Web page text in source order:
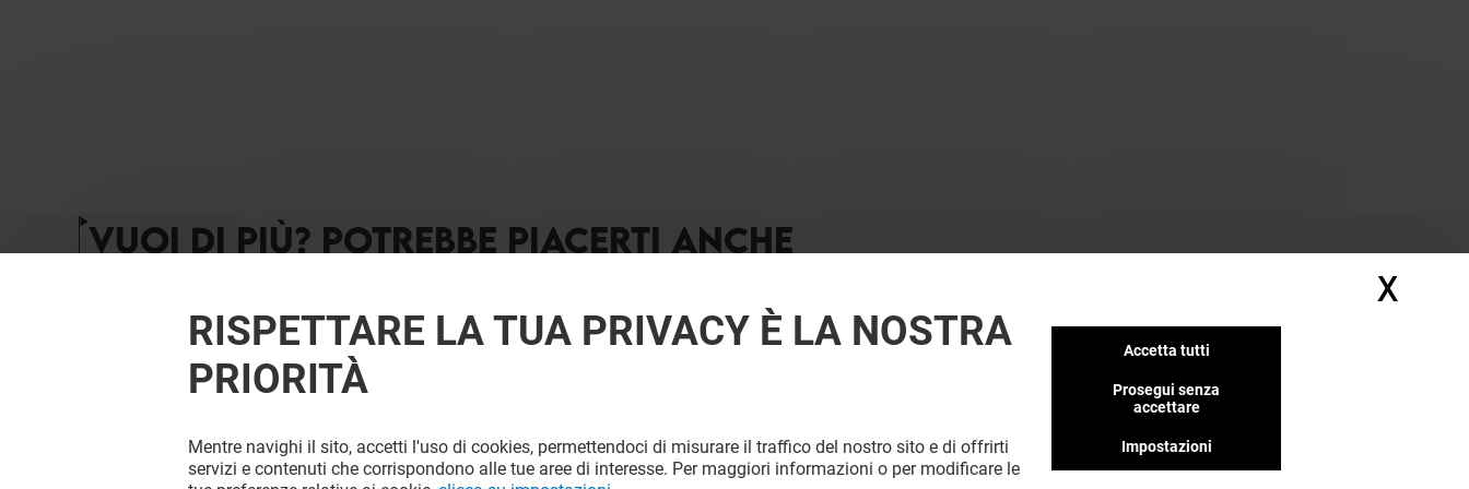
VUOI DI PIÙ? POTREBBE PIACERTI ANCHE
RISPETTARE LA TUA PRIVACY È LA NOSTRA
PRIORITÀ
Mentre navighi il sito, accetti l'uso di cookies, permettendoci di misurare il traffico del nostro sito e di offrirti
servizi e contenuti che corrispondono alle tue aree di interesse. Per maggiori informazioni o per modificare le
Accetta tutti
Prosegui senza
accettare
Impostazioni
X